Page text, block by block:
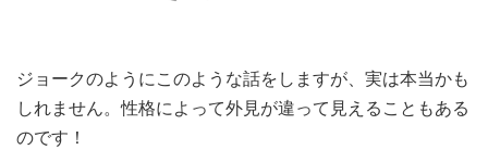
ジョークのようにこのような話をしますが、実は本当かも
しれません。性格によって外見が違って見えることもある
のです！